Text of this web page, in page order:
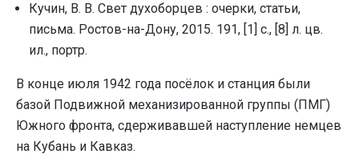
Кучин, В. В. Свет духоборцев : очерки, статьи,
письма. Ростов-на-Дону, 2015. 191, [1] с., [8] л. цв.
ил., портр.
В конце июля 1942 года посёлок и станция были
базой Подвижной механизированной группы (ПМГ)
Южного фронта, сдерживавшей наступление немцев
на Кубань и Кавказ.